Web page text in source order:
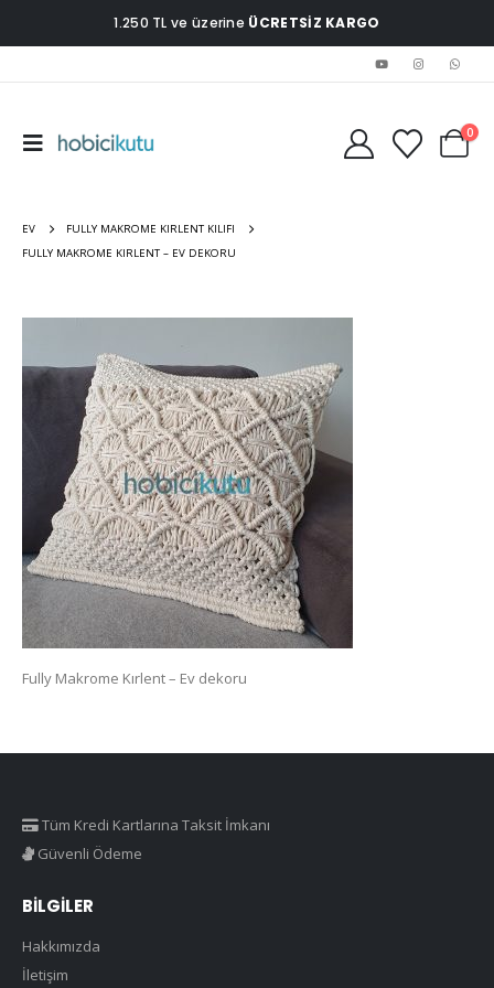
1.250 TL ve üzerine ÜCRETSİZ KARGO
0
EV
FULLY MAKROME KIRLENT KILIFI
FULLY MAKROME KIRLENT – EV DEKORU
Fully Makrome Kırlent – Ev dekoru
Tüm Kredi Kartlarına Taksit İmkanı
Güvenli Ödeme
BILGILER
Hakkımızda
İletişim